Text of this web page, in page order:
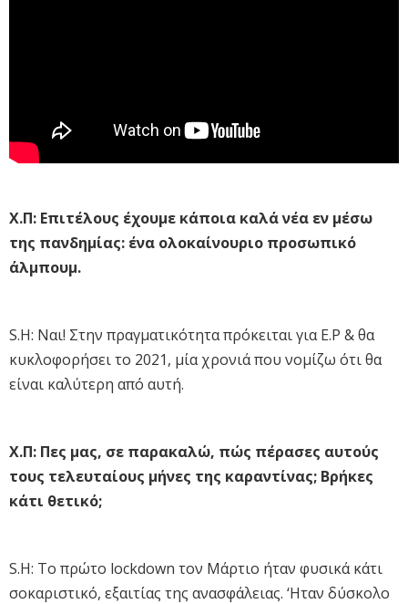
Χ.Π: Επιτέλους έχουμε κάποια καλά νέα εν μέσω
της πανδημίας: ένα ολοκαίνουριο προσωπικό
άλμπουμ.
S.H: Ναι! Στην πραγματικότητα πρόκειται για E.P & θα
κυκλοφορήσει το 2021, μία χρονιά που νομίζω ότι θα
είναι καλύτερη από αυτή.
Χ.Π: Πες μας, σε παρακαλώ, πώς πέρασες αυτούς
τους τελευταίους μήνες της καραντίνας; Βρήκες
κάτι θετικό;
S.H: Το πρώτο lockdown τον Μάρτιο ήταν φυσικά κάτι
σοκαριστικό, εξαιτίας της ανασφάλειας. ‘Ηταν δύσκολο